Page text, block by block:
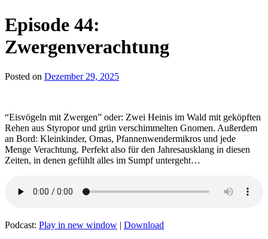
Episode 44:
Zwergenverachtung
Posted on Dezember 29, 2025
“Eisvögeln mit Zwergen” oder: Zwei Heinis im Wald mit geköpften
Rehen aus Styropor und grün verschimmelten Gnomen. Außerdem
an Bord: Kleinkinder, Omas, Pfannenwendermikros und jede
Menge Verachtung. Perfekt also für den Jahresausklang in diesen
Zeiten, in denen gefühlt alles im Sumpf untergeht…
Podcast: Play in new window | Download